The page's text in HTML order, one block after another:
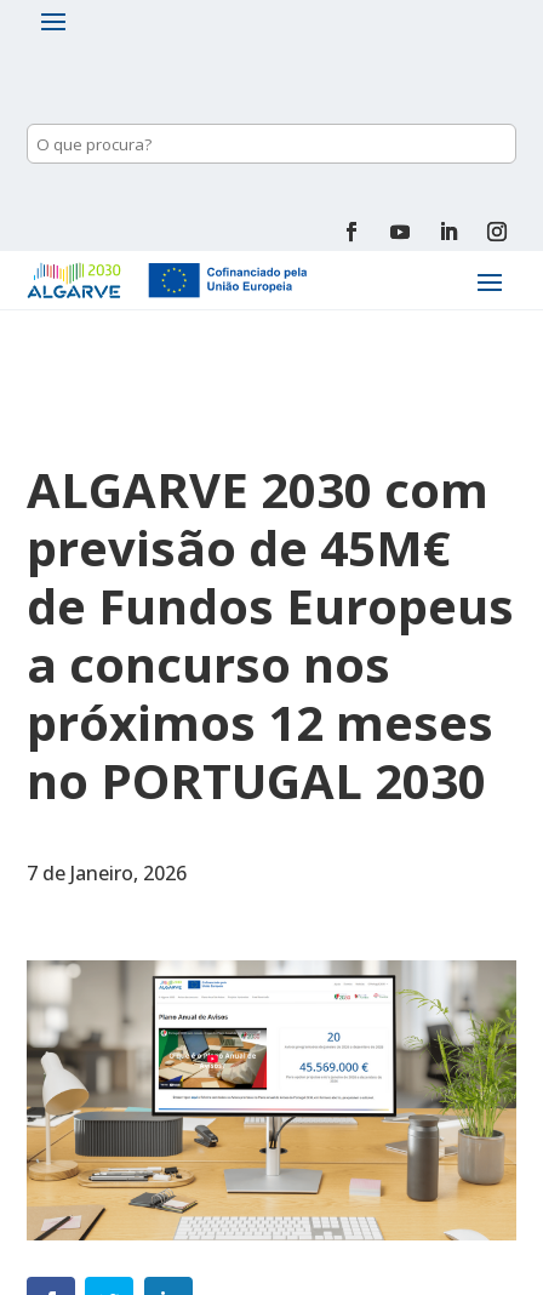
ALGARVE 2030 com
previsão de 45M€
de Fundos Europeus
a concurso nos
próximos 12 meses
no PORTUGAL 2030
7 de Janeiro, 2026